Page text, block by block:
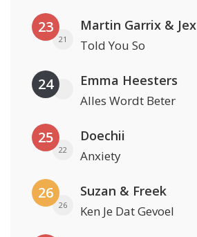
23
21
Martin Garrix & Jex
Told You So
24 Emma Heesters
Alles Wordt Beter
25
22
Doechii
Anxiety
26
26
Suzan & Freek
Ken Je Dat Gevoel